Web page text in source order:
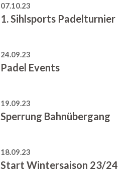
07.10.23
1. Sihlsports Padelturnier
24.09.23
Padel Events
19.09.23
Sperrung Bahnübergang
18.09.23
Start Wintersaison 23/24